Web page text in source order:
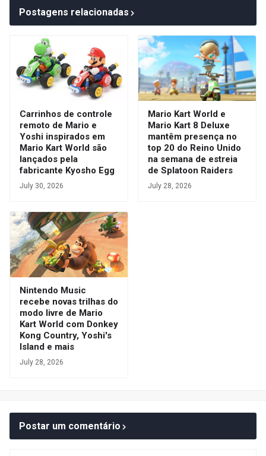
Postagens relacionadas
Carrinhos de controle
remoto de Mario e
Yoshi inspirados em
Mario Kart World são
lançados pela
fabricante Kyosho Egg
July 30, 2026
Mario Kart World e
Mario Kart 8 Deluxe
mantêm presença no
top 20 do Reino Unido
na semana de estreia
de Splatoon Raiders
July 28, 2026
Nintendo Music
recebe novas trilhas do
modo livre de Mario
Kart World com Donkey
Kong Country, Yoshi's
Island e mais
July 28, 2026
Postar um comentário